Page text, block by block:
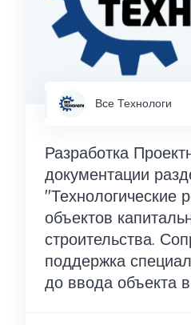
Все Технологи
Разработка
документации
"Технологические
объектов
строительства.
поддержка
до ввода объекта